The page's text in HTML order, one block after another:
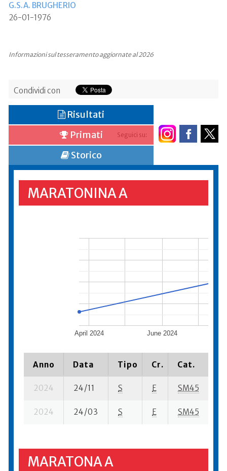
G.S.A. BRUGHERIO
26-01-1976
Informazioni sul tesseramento aggiornate al 2026
Condividi con
Seguici su:
Risultati
Primati
Storico
MARATONINA A
April 2024 June 2024
Anno Data Tipo Cr. Cat.
2024 24/11 S E SM45
2024 24/03 S E SM45
MARATONA A